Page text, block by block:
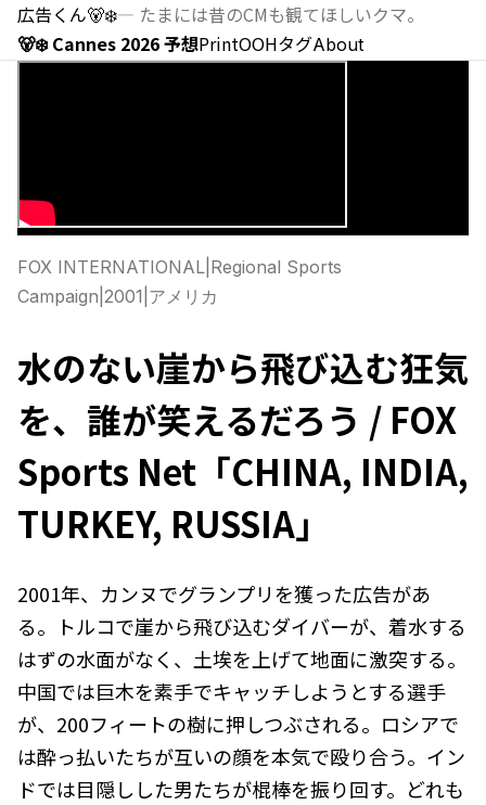
広告くん🐻‍❄️— たまには昔のCMも観てほしいクマ。
🐻‍❄️ Cannes 2026 予想PrintOOHタグAbout
FOX INTERNATIONAL Regional Sports
Campaign 2001 アメリカ
水のない崖から飛び込む狂気
を、誰が笑えるだろう / FOX
Sports Net「CHINA, INDIA,
TURKEY, RUSSIA」
2001年、カンヌでグランプリを獲った広告があ
る。トルコで崖から飛び込むダイバーが、着水する
はずの水面がなく、土埃を上げて地面に激突する。
中国では巨木を素手でキャッチしようとする選手
が、200フィートの樹に押しつぶされる。ロシアで
は酔っ払いたちが互いの顔を本気で殴り合う。イン
ドでは目隠しした男たちが棍棒を振り回す。どれも